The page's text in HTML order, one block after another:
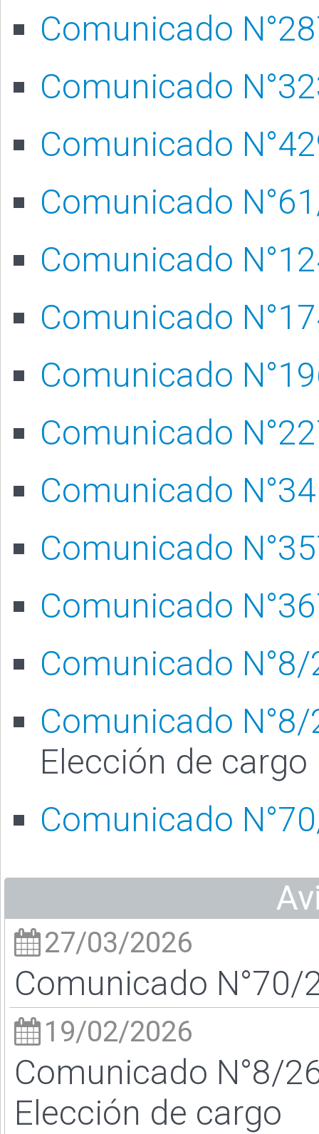
Comunicado
Comunicado
Comunicado
Comunicado
Comunicado
Comunicado
Comunicado
Comunicado
Comunicado
Comunicado
Comunicado
Comunicado
Comunicado
Elección de cargo
Comunicado
27/03/2026
Comunicado N°70/
19/02/2026
Comunicado N°8/
Elección de cargo